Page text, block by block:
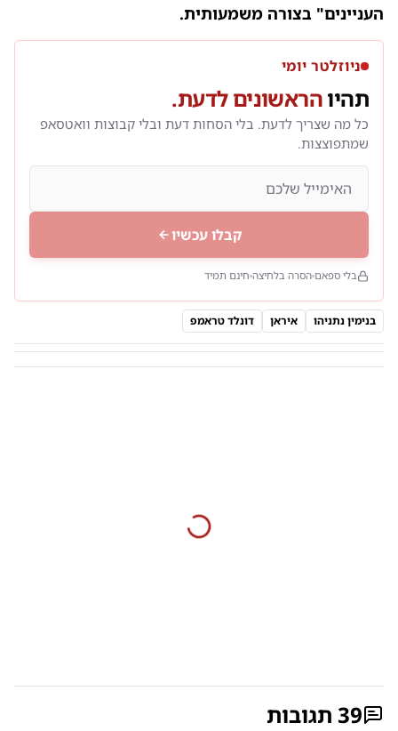
העניינים" בצורה משמעותית.
ניוזלטר יומי
תהיוהראשונים לדעת.
כל מה שצריך לדעת. בלי הסחות דעת ובלי קבוצות וואטסאפ
שמתפוצצות.
קבלו עכשיו
בלי ספאם הסרה בלחיצה חינם תמיד
בנימין נתניהו איראן דונלד טראמפ
39 תגובות